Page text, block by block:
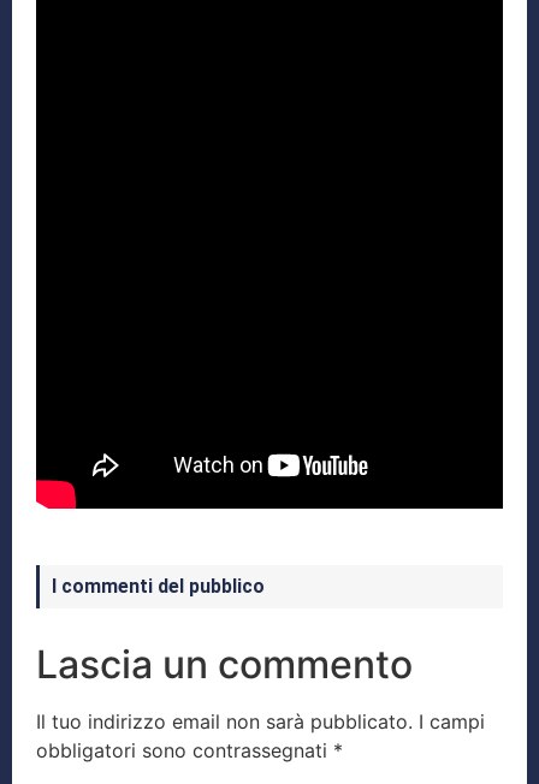
I commenti del pubblico
Lascia un commento
Il tuo indirizzo email non sarà pubblicato. I campi
obbligatori sono contrassegnati *